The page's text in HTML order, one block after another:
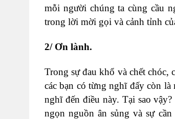
mỗi người chúng ta cùng cầu
trong lời mời gọi và cảnh tỉnh
2/ Ơn lành.
Trong sự đau khổ và chết chóc,
các bạn có từng nghĩ đấy còn
nghĩ đến điều này. Tại sao
ngọn nguồn ân sủng và sự